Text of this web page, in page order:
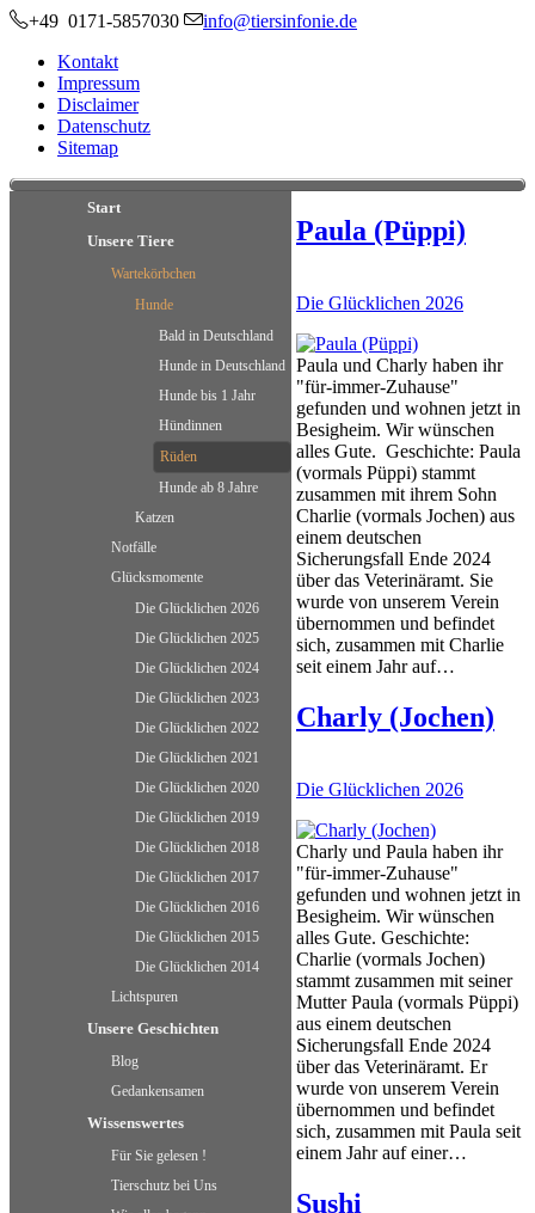
+49 0171-5857030 info@tiersinfonie.de
Kontakt
Impressum
Disclaimer
Datenschutz
Sitemap
Start
Unsere Tiere
Wartekörbchen
Hunde
Bald in Deutschland
Hunde in Deutschland
Hunde bis 1 Jahr
Hündinnen
Rüden
Hunde ab 8 Jahre
Katzen
Notfälle
Glücksmomente
Die Glücklichen 2026
Die Glücklichen 2025
Die Glücklichen 2024
Die Glücklichen 2023
Die Glücklichen 2022
Die Glücklichen 2021
Die Glücklichen 2020
Die Glücklichen 2019
Die Glücklichen 2018
Die Glücklichen 2017
Die Glücklichen 2016
Die Glücklichen 2015
Die Glücklichen 2014
Lichtspuren
Unsere Geschichten
Blog
Gedankensamen
Wissenswertes
Für Sie gelesen !
Tierschutz bei Uns
Paula (Püppi)
Die Glücklichen 2026
Paula und Charly haben ihr
"für-immer-Zuhause"
gefunden und wohnen jetzt in
Besigheim. Wir wünschen
alles Gute. Geschichte: Paula
(vormals Püppi) stammt
zusammen mit ihrem Sohn
Charlie (vormals Jochen) aus
einem deutschen
Sicherungsfall Ende 2024
über das Veterinäramt. Sie
wurde von unserem Verein
übernommen und befindet
sich, zusammen mit Charlie
seit einem Jahr auf…
Charly (Jochen)
Die Glücklichen 2026
Charly und Paula haben ihr
"für-immer-Zuhause"
gefunden und wohnen jetzt in
Besigheim. Wir wünschen
alles Gute. Geschichte:
Charlie (vormals Jochen)
stammt zusammen mit seiner
Mutter Paula (vormals Püppi)
aus einem deutschen
Sicherungsfall Ende 2024
über das Veterinäramt. Er
wurde von unserem Verein
übernommen und befindet
sich, zusammen mit Paula seit
einem Jahr auf einer…
Sushi